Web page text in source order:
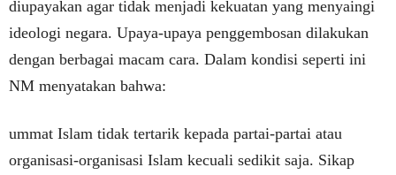
diupayakan agar tidak menjadi kekuatan yang menyaingi
ideologi negara. Upaya-upaya penggembosan dilakukan
dengan berbagai macam cara. Dalam kondisi seperti ini
NM menyatakan bahwa:
ummat Islam tidak tertarik kepada partai-partai atau
organisasi-organisasi Islam kecuali sedikit saja. Sikap